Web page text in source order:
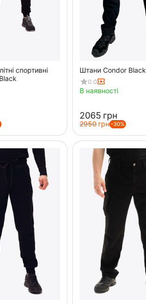
спортивні
Штани Condor Black
0.0
В наявності
‍2065‍ грн
‍2950‍ грн -30%